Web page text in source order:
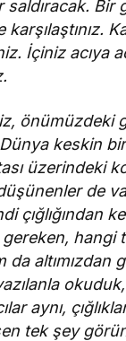
İçiniz acıya
keskin
üzerindeki
de
gereken,
da
aynı,
tek şey